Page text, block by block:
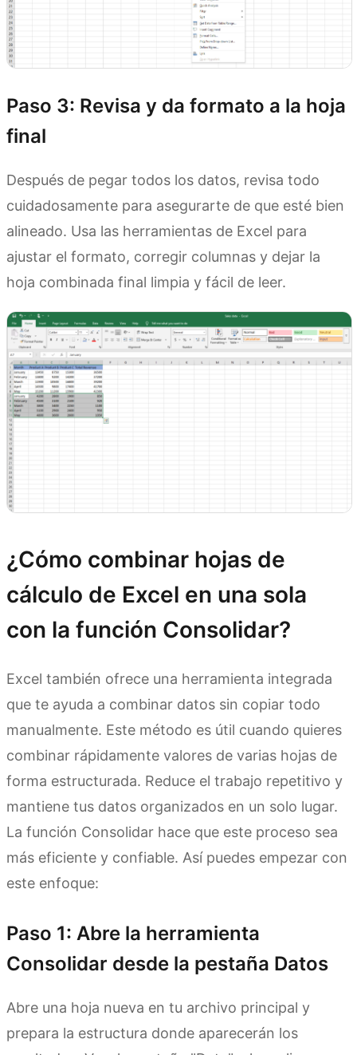
Paso 3: Revisa y da formato a la hoja
final
Después de pegar todos los datos, revisa todo
cuidadosamente para asegurarte de que esté bien
alineado. Usa las herramientas de Excel para
ajustar el formato, corregir columnas y dejar la
hoja combinada final limpia y fácil de leer.
¿Cómo combinar hojas de
cálculo de Excel en una sola
con la función Consolidar?
Excel también ofrece una herramienta integrada
que te ayuda a combinar datos sin copiar todo
manualmente. Este método es útil cuando quieres
combinar rápidamente valores de varias hojas de
forma estructurada. Reduce el trabajo repetitivo y
mantiene tus datos organizados en un solo lugar.
La función Consolidar hace que este proceso sea
más eficiente y confiable. Así puedes empezar con
este enfoque:
Paso 1: Abre la herramienta
Consolidar desde la pestaña Datos
Abre una hoja nueva en tu archivo principal y
prepara la estructura donde aparecerán los